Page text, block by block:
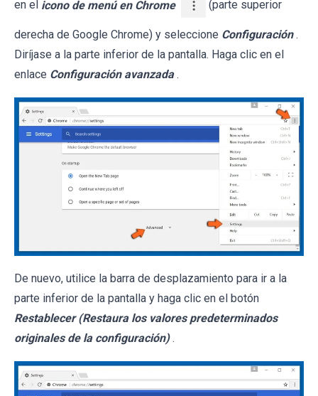
en el icono de menú en Chrome (parte superior
derecha de Google Chrome) y seleccione Configuración .
Diríjase a la parte inferior de la pantalla. Haga clic en el
enlace Configuración avanzada .
De nuevo, utilice la barra de desplazamiento para ir a la
parte inferior de la pantalla y haga clic en el botón
Restablecer (Restaura los valores predeterminados
originales de la configuración) .